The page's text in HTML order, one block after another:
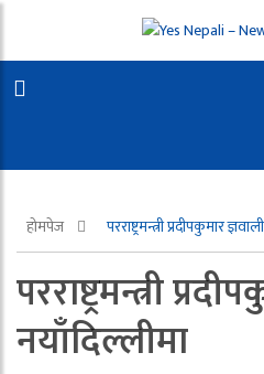
होमपेज परराष्ट्रमन्त्री प्रदीपकुमार
परराष्ट्रमन्त्री
नयाँदिल्लीमा